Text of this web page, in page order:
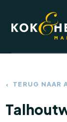
TERUG NAAR